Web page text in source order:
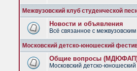
Межвузовский клуб студенческой
Новости и объявления
Всё связанное с
Московский детско-юношеский
Общие вопросы
Московский детско-